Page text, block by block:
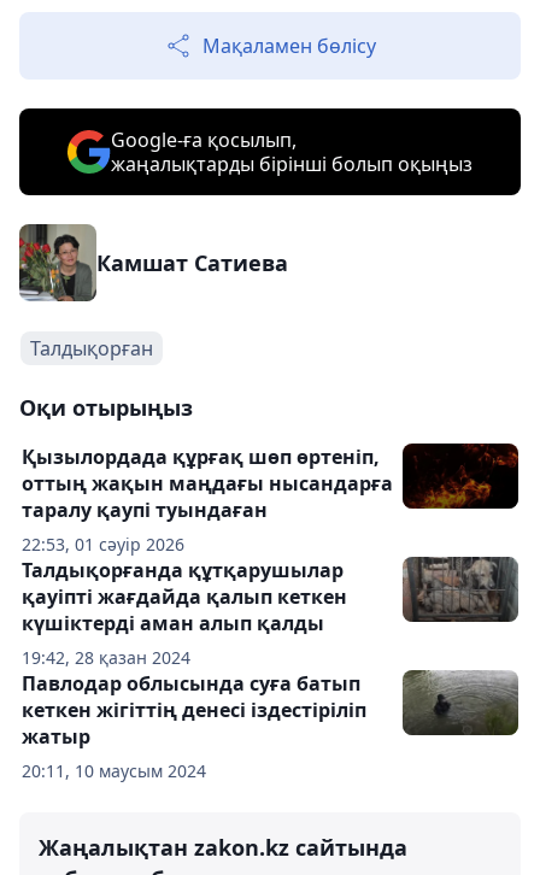
Мақаламен бөлісу
Google-ға қосылып,
жаңалықтарды бірінші болып оқыңыз
Камшат Сатиева
Талдықорған
Оқи отырыңыз
22:53, 01 сәуір 2026
Қызылордада құрғақ шөп өртеніп,
оттың жақын маңдағы нысандарға
таралу қаупі туындаған
19:42, 28 қазан 2024
Талдықорғанда құтқарушылар
қауіпті жағдайда қалып кеткен
күшіктерді аман алып қалды
20:11, 10 маусым 2024
Павлодар облысында суға батып
кеткен жігіттің денесі іздестіріліп
жатыр
Жаңалықтан zakon.kz сайтында